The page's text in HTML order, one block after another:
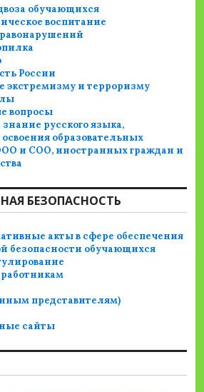
обучающихся
воспитание
России
экстремизму и терроризму
вопросы
русского языка,
образовательных
и СОО, иностранных граждан и
БЕЗОПАСНОСТЬ
акты в сфере обеспечения
безопасности обучающихся
представителям)
сайты